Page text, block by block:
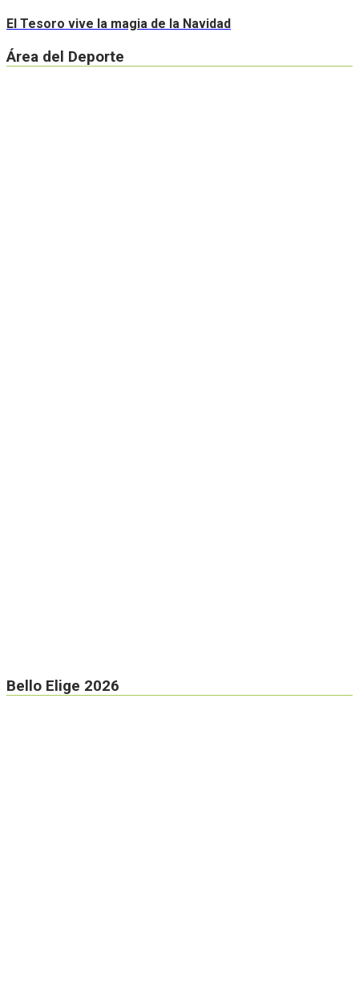
El Tesoro vive la magia de la Navidad
Área del Deporte
Bello Elige 2026